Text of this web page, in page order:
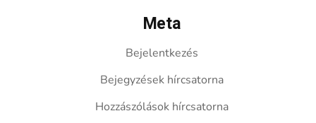
Meta
Bejelentkezés
Bejegyzések hírcsatorna
Hozzászólások hírcsatorna